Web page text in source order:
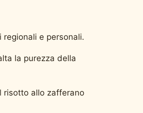
e personali.
la purezza della
risotto allo zafferano